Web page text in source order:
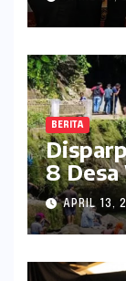
BERITA
8 Desa
Rintis
APRIL 13,